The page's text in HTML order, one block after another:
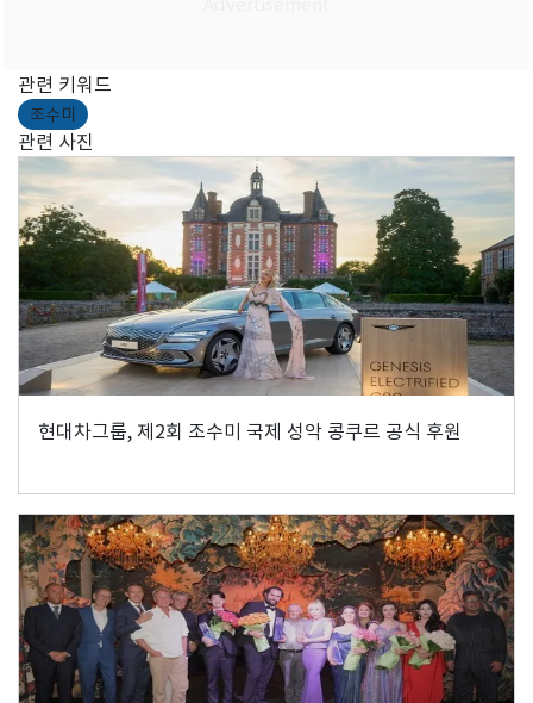
관련 키워드
조수미
관련 사진
현대차그룹, 제2회 조수미 국제 성악 콩쿠르 공식 후원